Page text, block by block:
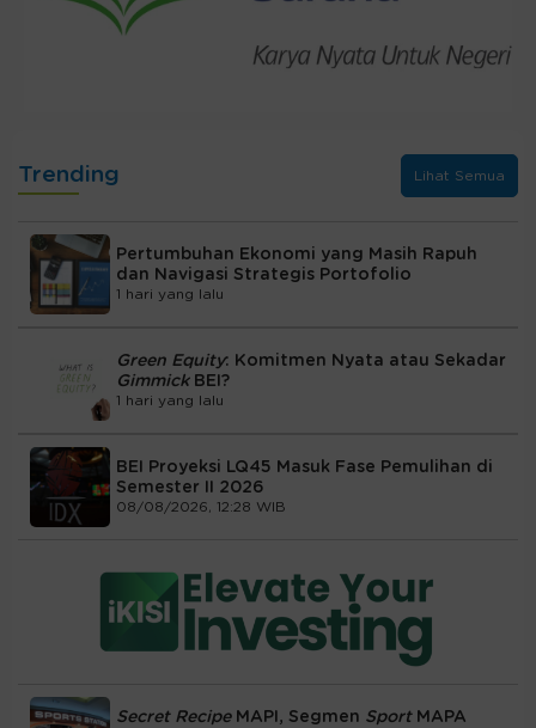
Trending Lihat Semua
Pertumbuhan Ekonomi yang Masih Rapuh
dan Navigasi Strategis Portofolio
1 hari yang lalu
Green Equity: Komitmen Nyata atau Sekadar
Gimmick BEI?
1 hari yang lalu
BEI Proyeksi LQ45 Masuk Fase Pemulihan di
Semester II 2026
08/08/2026, 12:28 WIB
Secret RecipeMAPI, Segmen Sport MAPA